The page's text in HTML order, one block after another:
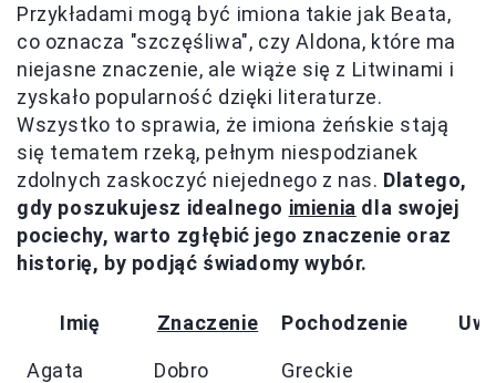
Przykładami mogą być imiona takie jak Beata,
co oznacza "szczęśliwa", czy Aldona, które ma
niejasne znaczenie, ale wiąże się z Litwinami i
zyskało popularność dzięki literaturze.
Wszystko to sprawia, że imiona żeńskie stają
się tematem rzeką, pełnym niespodzianek
zdolnych zaskoczyć niejednego z nas. Dlatego,
gdy poszukujesz idealnego imienia dla swojej
pociechy, warto zgłębić jego znaczenie oraz
historię, by podjąć świadomy wybór.
Imię Znaczenie Pochodzenie
Agata Dobro Greckie